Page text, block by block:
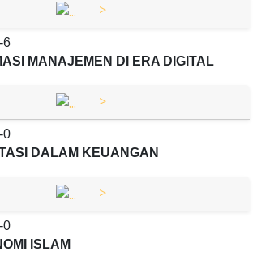
>
6
MANAJEMEN DI ERA DIGITAL
>
0
DALAM KEUANGAN
>
0
ISLAM